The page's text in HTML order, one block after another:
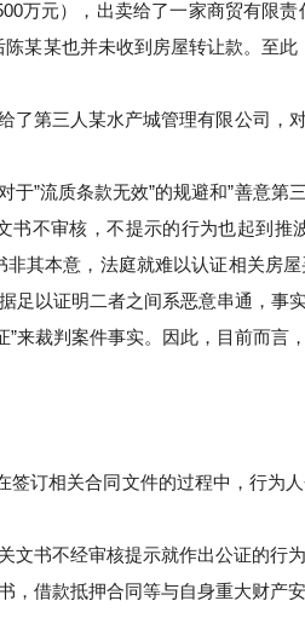
万元），出卖给了一家商贸有限
某某也并未收到房屋转让款。至
了第三人某水产城管理有限公司
”流质条款无效”的规避和”善意
书不审核，不提示的行为也起到
其本意，法庭就难以认证相关房
足以证明二者之间系恶意串通，
来裁判案件事实。因此，目前而言
签订相关合同文件的过程中，行
文书不经审核提示就作出公证的行
，借款抵押合同等与自身重大财产